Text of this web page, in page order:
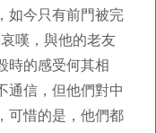
如今只有前門被完
嘆，與他的老友
時的感受何其相
通信，但他們對中
可惜的是，他們都